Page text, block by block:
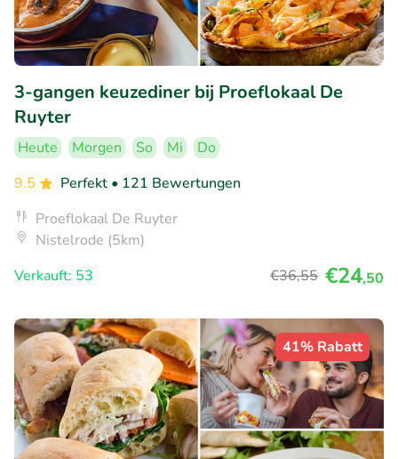
3-gangen keuzediner bij Proeflokaal De
Ruyter
Heute Morgen So Mi
Do
9.5
Perfekt • 121 Bewertungen
Proeflokaal De Ruyter
Nistelrode (5km)
Verkauft: 53
€36,55 €24,50
41% Rabatt